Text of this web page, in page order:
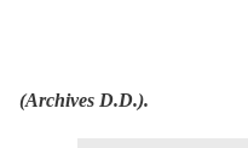
(Archives D.D.).